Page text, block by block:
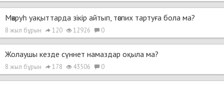
Мәкруһ уақыттарда зікір айтып, тәспих тартуға бола ма?
8 жыл бұрын 120 12926 0
Жолаушы кезде сүннет намаздар оқыла ма?
8 жыл бұрын 178 43506 0